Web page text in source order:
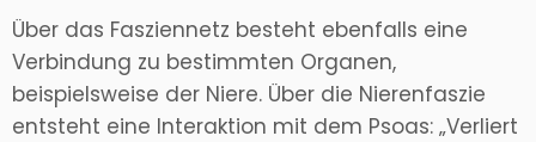
Über das Fasziennetz besteht ebenfalls eine
Verbindung zu bestimmten Organen,
beispielsweise der Niere. Über die Nierenfaszie
entsteht eine Interaktion mit dem Psoas: „Verliert